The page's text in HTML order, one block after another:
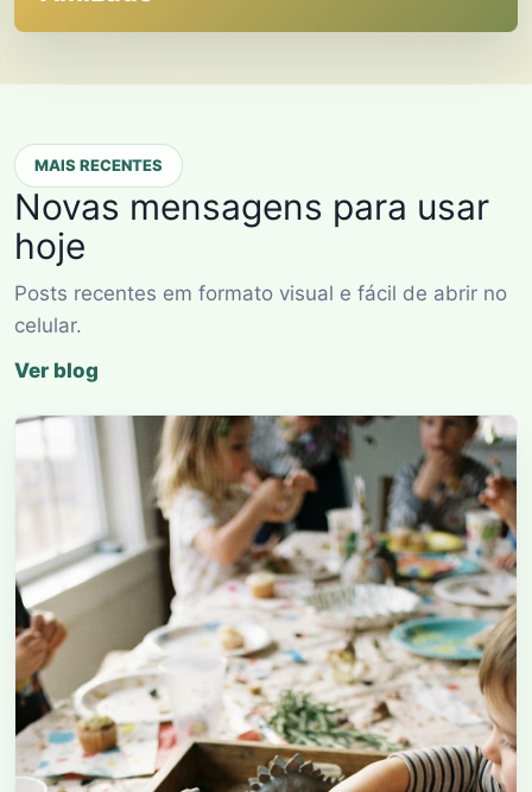
MAIS RECENTES
Novas mensagens para usar
hoje
Posts recentes em formato visual e fácil de abrir no
celular.
Ver blog